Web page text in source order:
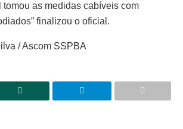
as medidas cabíveis com
finalizou o oficial.
/ Ascom SSPBA